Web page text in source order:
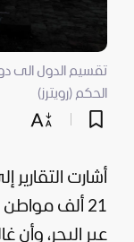
تقسيم الدول الى
الحكم (رويترز)
أشارت
21 ألف
عبر البحر، وأن